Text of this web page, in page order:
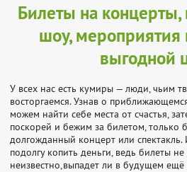
Билеты на концерты,
шоу, мероприятия
выгодной
У всех нас есть кумиры — люди, чьим
восторгаемся. Узнав о
можем найти себе места от счастья,
поскорей и бежим за билетом, только
долгожданный концерт или спектакль.
подолгу копить деньги, ведь билеты
неизвестно,выпадет ли в будущем